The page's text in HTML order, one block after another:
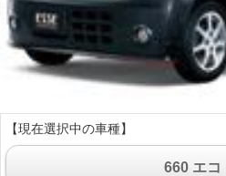
【現在選択中の車種】
660 エコ